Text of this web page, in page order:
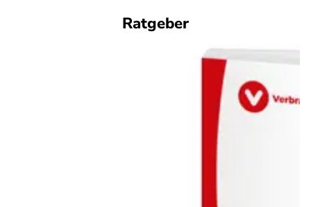
Ratgeber